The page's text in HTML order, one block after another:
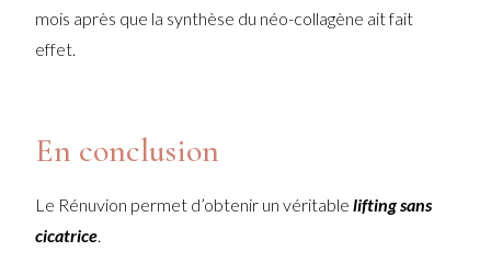
mois après que la synthèse du néo-collagène ait fait
effet.
En conclusion
Le Rénuvion permet d’obtenir un véritablelifting sans
cicatrice